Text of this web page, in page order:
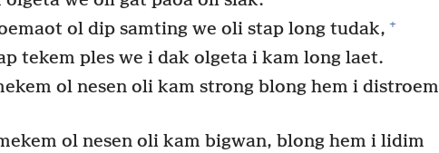
ol dip samting we oli stap long tudak, +
tekem ples we i dak olgeta i kam long laet.
ol nesen oli kam strong blong hem i distroem
ol nesen oli kam bigwan, blong hem i lidim